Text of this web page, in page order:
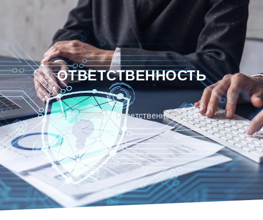
ОТВЕТСТВЕННОСТЬ
Home Ответственность